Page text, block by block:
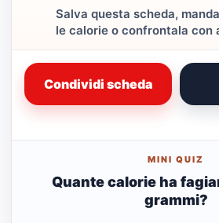
Salva questa scheda,
le calorie o confrontala con
Condividi scheda
MINI QUIZ
Quante calorie ha
grammi?